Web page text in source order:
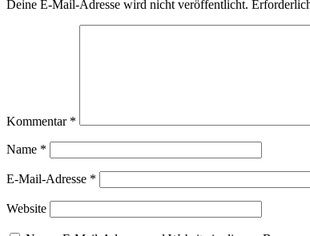
Deine E-Mail-Adresse wird nicht veröffentlicht.
Kommentar *
Name *
E-Mail-Adresse *
Website